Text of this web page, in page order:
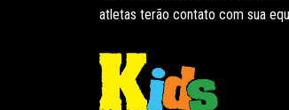
atletas terão contato com sua